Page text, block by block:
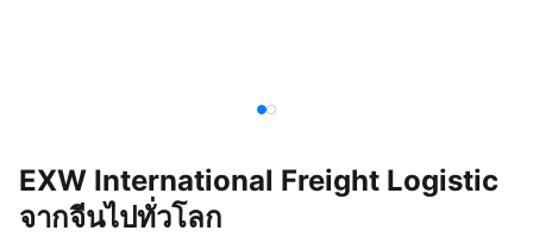
EXW International Freight Logistic
จากจีนไปทั่วโลก